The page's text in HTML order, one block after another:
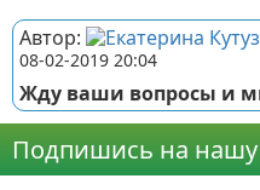
Автор:
08-02-2019 20:04
Жду ваши вопросы и
Подпишись на нашу